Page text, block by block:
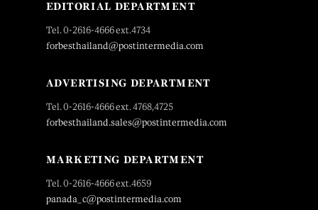
EDITORIAL DEPARTMENT
Tel. 0-2616-4666 ext.4734
forbesthailand@postintermedia.com
ADVERTISING DEPARTMENT
Tel. 0-2616-4666 ext. 4768,4725
forbesthailand.sales@postintermedia.com
MARKETING DEPARTMENT
Tel. 0-2616-4666 ext.4659
panada_c@postintermedia.com